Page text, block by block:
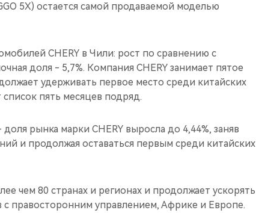
5X) остается самой продаваемой моделью
CHERY в Чили: рост по сравнению с
доля - 5,7%. Компания CHERY занимает пятое
удерживать первое место среди китайских
список пять месяцев подряд.
рынка марки CHERY выросла до 4,44%, заняв
и продолжая оставаться первым среди китайских
чем 80 странах и регионах и продолжает ускорять
правосторонним управлением, Африке и Европе.